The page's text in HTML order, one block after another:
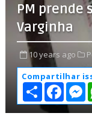
PM prende
Varginha
10 years ago
Compartilhar
S
h
a
r
F
c
e
e
s
s